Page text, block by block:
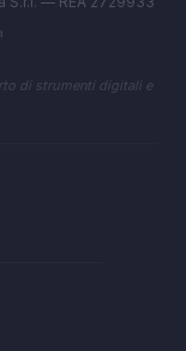
di strumenti digitali e